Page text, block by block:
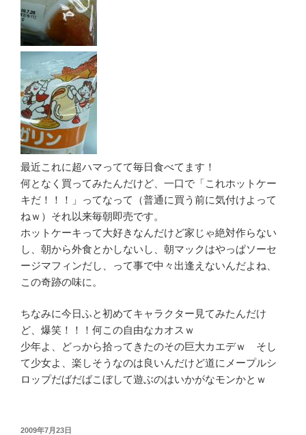
最近これに超ハマってて毎日食べてます！
何となく買ってみたんだけど、一口で「これホットケー
キだ！！！」ってなって（普通に買う前に気付けよって
ねｗ）それ以来毎朝即売です。
ホットケーキって大好きなんだけど家じゃ絶対作らない
し、朝から外食とかしないし、朝マックはやっぱソーセ
ージマフィンだし、って事で中々出逢えないんだよね、
この奇跡の味に。
ちなみに今日ふと初めてキャラクター見てみたんだけ
ど、爆笑！！！何この自由なカオスｗ
少年よ、どっから拾ってきたのその巨大カエデｗ そし
て少女よ、楽しそうなのは良いんだけど道にメープルシ
ロップだばだばこぼして遊ぶのはいかがなモンかとｗ
投
2009年7月23日